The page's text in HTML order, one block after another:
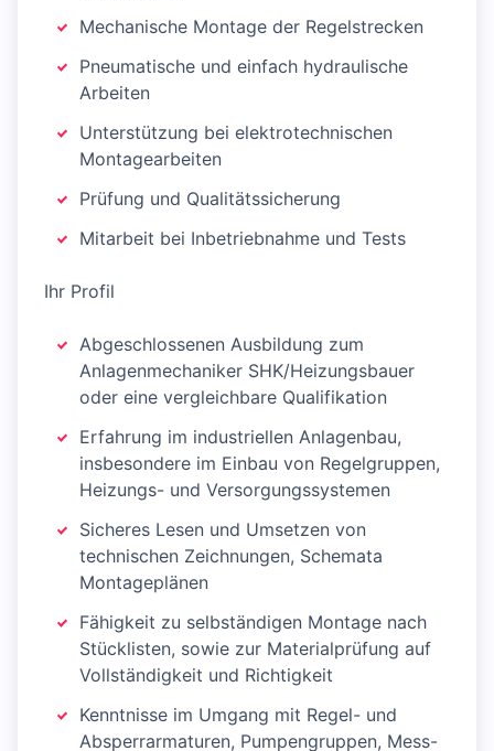
Mechanische Montage der Regelstrecken
Pneumatische und einfach hydraulische
Arbeiten
Unterstützung bei elektrotechnischen
Montagearbeiten
Prüfung und Qualitätssicherung
Mitarbeit bei Inbetriebnahme und Tests
Ihr Profil
Abgeschlossenen Ausbildung zum
Anlagenmechaniker SHK/Heizungsbauer
oder eine vergleichbare Qualifikation
Erfahrung im industriellen Anlagenbau,
insbesondere im Einbau von Regelgruppen,
Heizungs- und Versorgungssystemen
Sicheres Lesen und Umsetzen von
technischen Zeichnungen, Schemata
Montageplänen
Fähigkeit zu selbständigen Montage nach
Stücklisten, sowie zur Materialprüfung auf
Vollständigkeit und Richtigkeit
Kenntnisse im Umgang mit Regel- und
Absperrarmaturen, Pumpengruppen, Mess-